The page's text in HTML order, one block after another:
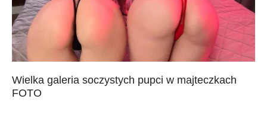
Wielka galeria soczystych pupci w majteczkach
FOTO